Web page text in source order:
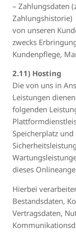
– Zahlungsdaten
Zahlungshistorie)
von unseren
zwecks
Kundenpflege,
2.11) Hosting
Die von uns in
Leistungen
folgenden
Speicherplatz
dieses
Hierbei
Bestandsdaten,
Vertragsdaten,